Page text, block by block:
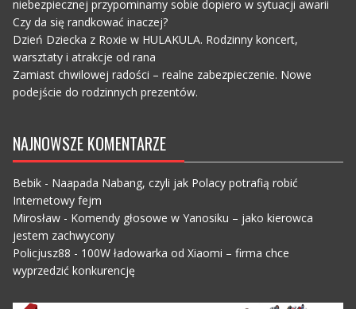
niebezpiecznej przypominamy sobie dopiero w sytuacji awarii
Czy da się randkować inaczej?
Dzień Dziecka z Roxie w HULAKULA. Rodzinny koncert,
warsztaty i atrakcje od rana
Zamiast chwilowej radości – realne zabezpieczenie. Nowe
podejście do rodzinnych prezentów.
NAJNOWSZE KOMENTARZE
Bebik- Naapada Nabang, czyli jak Polacy potrafią robić
Internetowy fejm
Mirosław- Komendy głosowe w Yanosiku – jako kierowca
jestem zachwycony
Policjusz88 - 100W ładowarka od Xiaomi – firma chce
wyprzedzić konkurencję